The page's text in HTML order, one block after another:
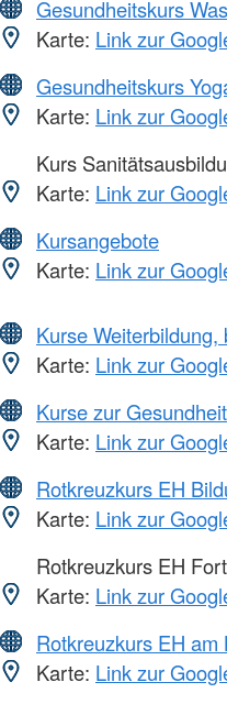
Gesundheitskurs
Karte: Link zur
Gesundheitskurs
Karte: Link zur
Kurs
Karte: Link zur
Kursangebote
Karte: Link zur
Kurse Weiterbildung,
Karte: Link zur
Kurse zur Gesundheit
Karte: Link zur
Rotkreuzkurs EH
Karte: Link zur
Rotkreuzkurs EH
Karte: Link zur
Rotkreuzkurs EH am
Karte: Link zur